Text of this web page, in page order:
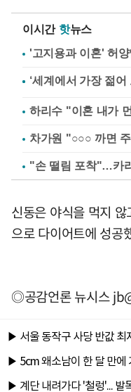
이시간 핫뉴스
'고지용과 이혼' 허
하리수 "이혼 내가
차가원 "○○○ 까면
"손 떨림 포착"…카
신동은 야식을 먹지
으로 다이어트에 성공
◎공감언론 뉴시스